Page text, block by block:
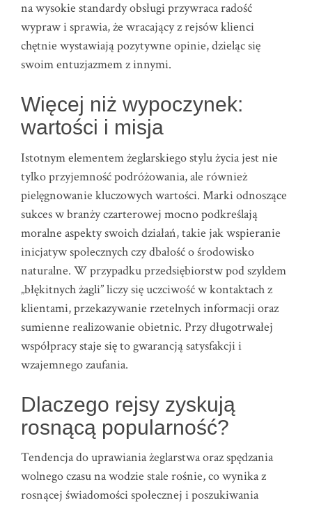
na wysokie standardy obsługi przywraca radość
wypraw i sprawia, że wracający z rejsów klienci
chętnie wystawiają pozytywne opinie, dzieląc się
swoim entuzjazmem z innymi.
Więcej niż wypoczynek:
wartości i misja
Istotnym elementem żeglarskiego stylu życia jest nie
tylko przyjemność podróżowania, ale również
pielęgnowanie kluczowych wartości. Marki odnoszące
sukces w branży czarterowej mocno podkreślają
moralne aspekty swoich działań, takie jak wspieranie
inicjatyw społecznych czy dbałość o środowisko
naturalne. W przypadku przedsiębiorstw pod szyldem
„błękitnych żagli” liczy się uczciwość w kontaktach z
klientami, przekazywanie rzetelnych informacji oraz
sumienne realizowanie obietnic. Przy długotrwałej
współpracy staje się to gwarancją satysfakcji i
wzajemnego zaufania.
Dlaczego rejsy zyskują
rosnącą popularność?
Tendencja do uprawiania żeglarstwa oraz spędzania
wolnego czasu na wodzie stale rośnie, co wynika z
rosnącej świadomości społecznej i poszukiwania